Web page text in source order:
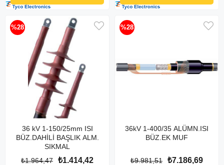
36 kV 1-150/25mm ISI
BÜZ.DAHİLİ BAŞLIK ALM.
SIKMAL
₺1.414,42
₺1.964,47
%28
36kV 1-400/35 ALÜMN.ISI
BÜZ.EK MUF
₺7.186,69
₺9.981,51
%28